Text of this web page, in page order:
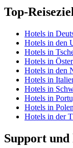
Top-
Hotels in
Hotels in den
Hotels in
Hotels in
Hotels in den
Hotels in
Hotels in
Hotels in
Hotels in Polen
Hotels in der
Support und